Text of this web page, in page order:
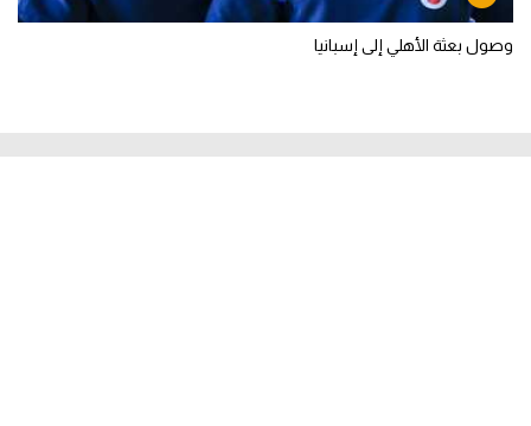
وصول بعثة الأهلي إلى إسبانيا